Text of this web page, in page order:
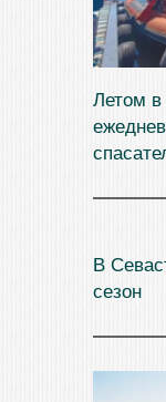
Летом в
В
сезон